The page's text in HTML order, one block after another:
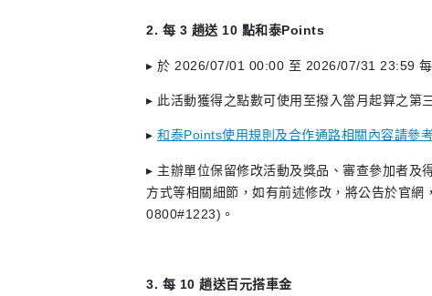
2. 每 3 趟送 10 點和泰Points
▸ 於 2026/07/01 00:00 至 2026/07/31 23:59 每
▸ 此活動獲得之點數可使用至撥入當月起算之第
▸ 和泰Points使用規則及合作通路相關內容請參
▸ 主辦單位保留修改活動及獎品、審查參加者及
方式等相關細節，如有前述修改，將公告於官
0800#1223)。
3. 每 10 趟送百元搭車金